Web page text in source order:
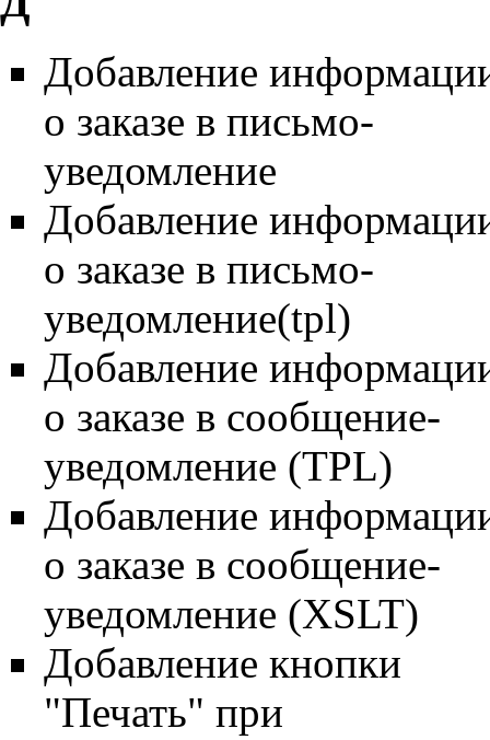
Добавление
о заказе в письмо-
уведомление
Добавление
о заказе в письмо-
уведомление(tpl)
Добавление
о заказе в сообщение-
уведомление (TPL)
Добавление
о заказе в сообщение-
уведомление (XSLT)
Добавление кнопки
"Печать" при